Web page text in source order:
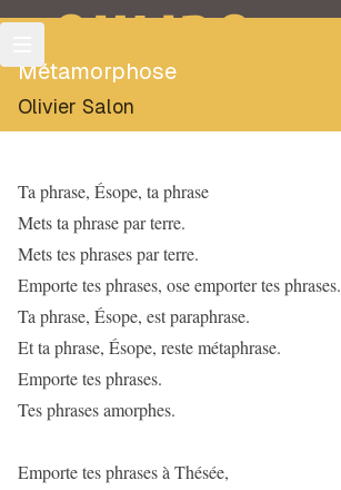
OULIPO
Métamorphose
Olivier Salon
Ta phrase, Ésope, ta phrase
Mets ta phrase par terre.
Mets tes phrases par terre.
Emporte tes phrases, ose emporter tes phrases.
Ta phrase, Ésope, est paraphrase.
Et ta phrase, Ésope, reste métaphrase.
Emporte tes phrases.
Tes phrases amorphes.
Emporte tes phrases à Thésée,